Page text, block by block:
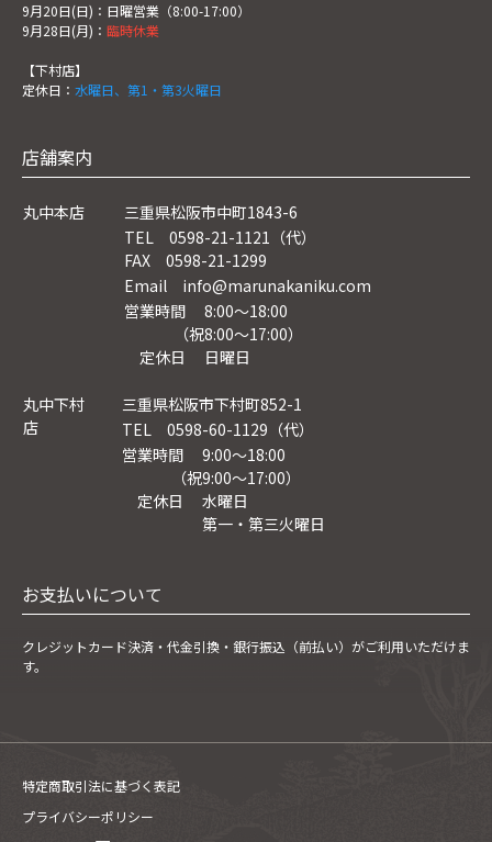
9月20日(日)：日曜営業（8:00-17:00）
9月28日(月)： 臨時休業
【下村店】
定休日： 水曜日、第1・第3火曜日
店舗案内
丸中本店
三重県松阪市中町1843-6
TEL 0598-21-1121（代）
FAX 0598-21-1299
Email info@marunakaniku.com
営業時間 8:00～18:00
（祝8:00〜17:00）
定休日 日曜日
丸中下村
店
三重県松阪市下村町852-1
TEL 0598-60-1129（代）
営業時間 9:00～18:00
（祝9:00〜17:00）
定休日 水曜日
第一・第三火曜日
お支払いについて
クレジットカード決済・ 代金引換・銀行振込（前払い）がご利用いただけま
す。
特定商取引法に基づく表記
プライバシーポリシー